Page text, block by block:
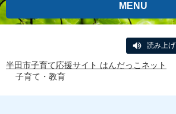
MENU
読み上げ
半田市子育て応援サイト はんだっこネット
子育て・教育